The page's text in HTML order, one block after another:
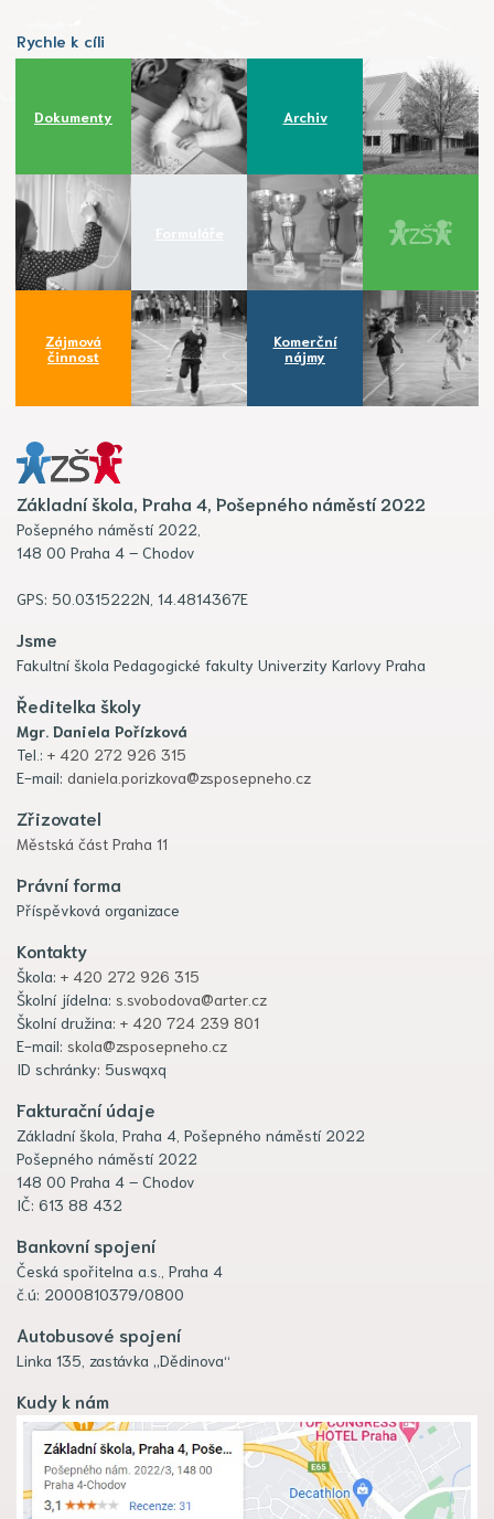
Rychle k cíli
Dokumenty Archiv
Zájmová
činnost
Komerční
nájmy
Základní škola, Praha 4, Pošepného náměstí 2022
Pošepného náměstí 2022,
148 00 Praha 4 – Chodov
GPS: 50.0315222N, 14.4814367E
Jsme
Fakultní škola Pedagogické fakulty Univerzity Karlovy Praha
Ředitelka školy
Mgr. Daniela Pořízková
Tel.: + 420 272 926 315
E-mail: daniela.porizkova@zsposepneho.cz
Zřizovatel
Městská část Praha 11
Právní forma
Příspěvková organizace
Kontakty
Škola: + 420 272 926 315
Školní jídelna: s.svobodova@arter.cz
Školní družina: + 420 724 239 801
E-mail: skola@zsposepneho.cz
ID schránky: 5uswqxq
Fakturační údaje
Základní škola, Praha 4, Pošepného náměstí 2022
Pošepného náměstí 2022
148 00 Praha 4 – Chodov
IČ: 613 88 432
Bankovní spojení
Česká spořitelna a.s., Praha 4
č.ú: 2000810379/0800
Autobusové spojení
Linka 135, zastávka „Dědinova“
Kudy k nám